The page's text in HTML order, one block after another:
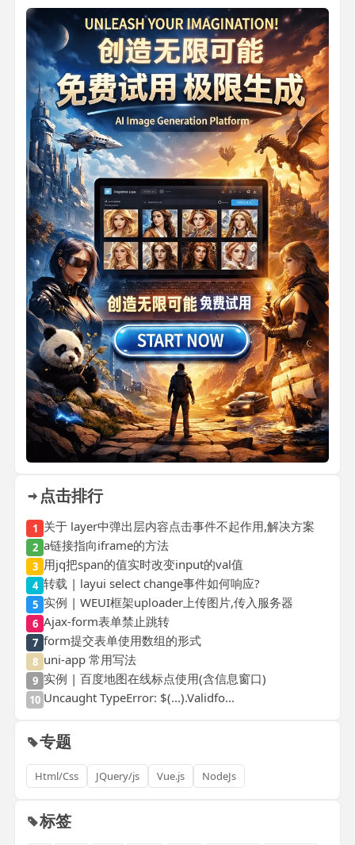
点击排行
1 关于 layer中弹出层内容点击事件不起作用,解决方案
2 a链接指向iframe的方法
3 用jq把span的值实时改变input的val值
4 转载 | layui select change事件如何响应?
5 实例 | WEUI框架uploader上传图片,传入服务器
6 Ajax-form表单禁止跳转
7 form提交表单使用数组的形式
8 uni-app 常用写法
9 实例 | 百度地图在线标点使用(含信息窗口)
10 Uncaught TypeError: $(...).Validfo...
专题
Html/Css JQuery/js Vue.js NodeJs
标签